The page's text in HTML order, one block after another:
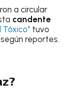
a circular
candente
tuvo
según reportes.